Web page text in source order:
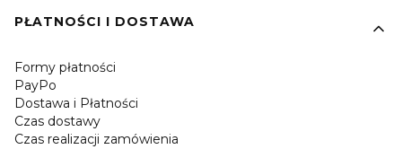
PŁATNOŚCI I DOSTAWA
Formy płatności
PayPo
Dostawa i Płatności
Czas dostawy
Czas realizacji zamówienia